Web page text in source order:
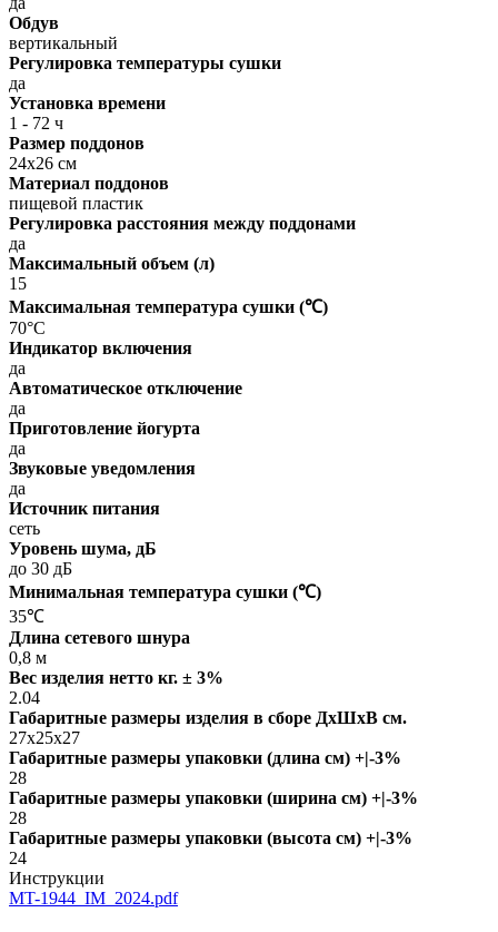
Обдув
вертикальный
Регулировка температуры сушки
да
Установка времени
1 - 72 ч
Размер поддонов
24x26 см
Материал поддонов
пищевой пластик
Регулировка расстояния между поддонами
да
Максимальный объем (л)
15
Максимальная температура сушки (℃)
70°C
Индикатор включения
да
Автоматическое отключение
да
Приготовление йогурта
да
Звуковые уведомления
да
Источник питания
сеть
Уровень шума, дБ
до 30 дБ
Минимальная температура сушки (℃)
35℃
Длина сетевого шнура
0,8 м
Вес изделия нетто кг. ± 3%
2.04
Габаритные размеры изделия в сборе ДxШxВ см.
27x25x27
Габаритные размеры упаковки (длина см) +|-3%
28
Габаритные размеры упаковки (ширина см) +|-3%
28
Габаритные размеры упаковки (высота см) +|-3%
24
Инструкции
MT-1944_IM_2024.pdf